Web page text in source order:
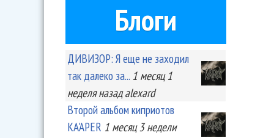
Блоги
ДИВИЗОР: Я еще не заходил
так далеко за... 1 месяц 1
неделяназад alexard
Второй альбом киприотов
KA'APER 1 месяц 3 недели